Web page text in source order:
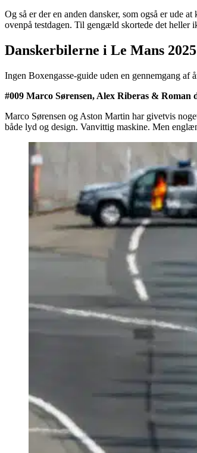
Og så er der en anden dansker, som også er ude
ovenpå testdagen. Til gengæld skortede det heller
Danskerbilerne i Le Mans 2025
Ingen Boxengasse-guide uden en gennemgang af
#009 Marco Sørensen, Alex Riberas &
Marco Sørensen og Aston Martin har givetvis
både lyd og design. Vanvittig maskine. Men